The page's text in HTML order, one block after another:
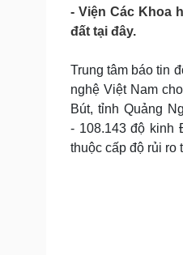
Vụ án
Tin nóng
Sức khỏe
Dinh dưỡng - món
Cây thuốc
- Viện Các Khoa
đất tại đây.
Trung tâm báo tin
nghệ Việt Nam
Bút, tỉnh Quảng
- 108.143 độ kinh
thuộc cấp độ rủi ro